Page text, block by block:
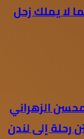
لا يملك زحل
الزهراني
رحلة إلى لندن